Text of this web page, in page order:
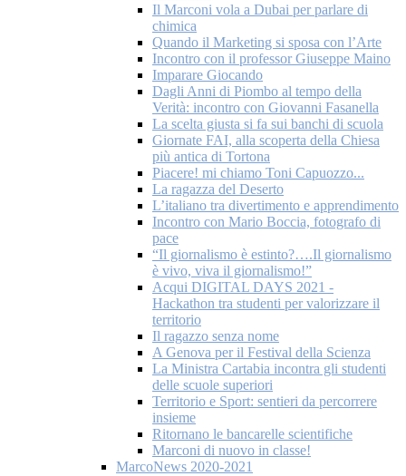
Il Marconi vola a Dubai per parlare di
chimica
Quando il Marketing si sposa con l’Arte
Incontro con il professor Giuseppe Maino
Imparare Giocando
Dagli Anni di Piombo al tempo della
Verità: incontro con Giovanni Fasanella
La scelta giusta si fa sui banchi di scuola
Giornate FAI, alla scoperta della Chiesa
più antica di Tortona
Piacere! mi chiamo Toni Capuozzo...
La ragazza del Deserto
L’italiano tra divertimento e apprendimento
Incontro con Mario Boccia, fotografo di
pace
“Il giornalismo è estinto?….Il giornalismo
è vivo, viva il giornalismo!”
Acqui DIGITAL DAYS 2021 -
Hackathon tra studenti per valorizzare il
territorio
Il ragazzo senza nome
A Genova per il Festival della Scienza
La Ministra Cartabia incontra gli studenti
delle scuole superiori
Territorio e Sport: sentieri da percorrere
insieme
Ritornano le bancarelle scientifiche
Marconi di nuovo in classe!
MarcoNews 2020-2021